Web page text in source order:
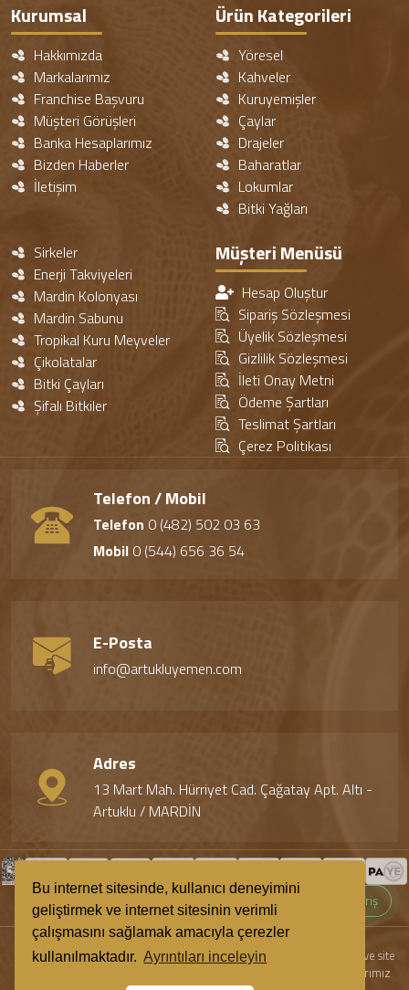
Bu internet sitesinde, kullanıcı deneyimini
geliştirmek ve internet sitesinin verimli
çalışmasını sağlamak amacıyla çerezler
kullanılmaktadır. Ayrıntıları inceleyin
Kurumsal
Hakkımızda
Markalarımız
Franchise Başvuru
Müşteri Görüşleri
Banka Hesaplarımız
Bizden Haberler
İletişim
Ürün Kategorileri
Yöresel
Kahveler
Kuruyemişler
Çaylar
Drajeler
Baharatlar
Lokumlar
Bitki Yağları
Sirkeler
Enerji Takviyeleri
Mardin Kolonyası
Mardin Sabunu
Tropikal Kuru Meyveler
Çikolatalar
Bitki Çayları
Şifalı Bitkiler
Müşteri Menüsü
Hesap Oluştur
Sipariş Sözleşmesi
Üyelik Sözleşmesi
Gizlilik Sözleşmesi
İleti Onay Metni
Ödeme Şartları
Teslimat Şartları
Çerez Politikası
Telefon / Mobil
Telefon 0 (482) 502 03 63
Mobil 0 (544) 656 36 54
E-Posta
info@artukluyemen.com
Adres
13 Mart Mah. Hürriyet Cad. Çağatay Apt. Altı -
Artuklu / MARDİN
🔒 265bit SSL ile Güvenli Alışveriş
Copyright © 2026 Artuklu Yemen | Tüm hakları saklıdır! Ürün resimleri ve site
içeriğinin kopyalanması, çoğaltılması ve dağıtılması halinde yasal haklarımız